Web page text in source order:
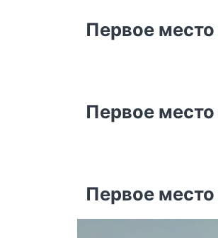
Первое
Первое
Первое место